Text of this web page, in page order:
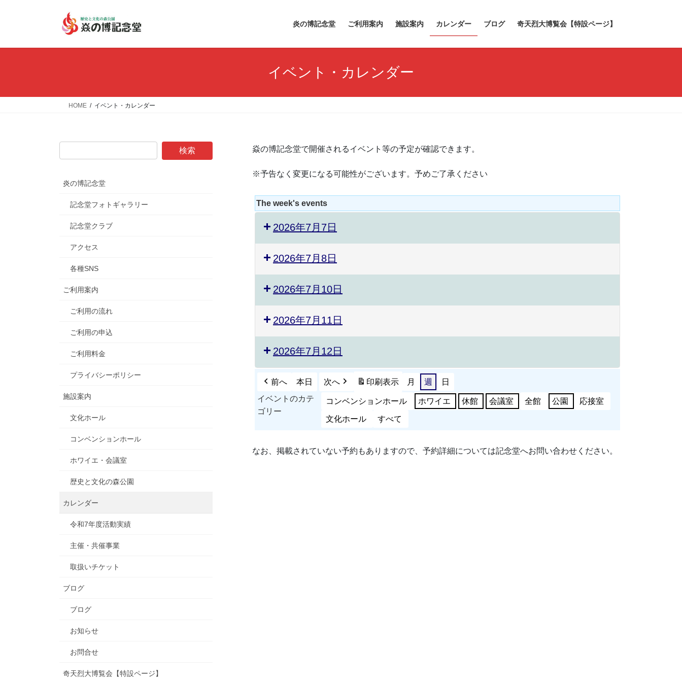
炎の博記念堂 ご利用案内 施設案内 カレンダー ブログ 奇天烈大博覧会【特設ページ】
イベント・カレンダー
HOME イベント・カレンダー
焱の博記念堂で開催されるイベント等の予定が確認できます。
※予告なく変更になる可能性がございます。予めご了承ください
The week's events
2026年7月7日
2026年7月8日
2026年7月10日
2026年7月11日
2026年7月12日
前へ 本日 次へ 印刷表示 月 週
日
イベントのカテ
ゴリー
コンベンションホール ホワイエ 休館 会議室 全館 公園 応接室
文化ホール すべて
なお、掲載されていない予約もありますので、予約詳細については記念堂へお問い合わせください。
炎の博記念堂
記念堂フォトギャラリー
記念堂クラブ
アクセス
各種SNS
ご利用案内
ご利用の流れ
ご利用の申込
ご利用料金
プライバシーポリシー
施設案内
文化ホール
コンベンションホール
ホワイエ・会議室
歴史と文化の森公園
カレンダー
令和7年度活動実績
主催・共催事業
取扱いチケット
ブログ
ブログ
お知らせ
お問合せ
奇天烈大博覧会【特設ページ】